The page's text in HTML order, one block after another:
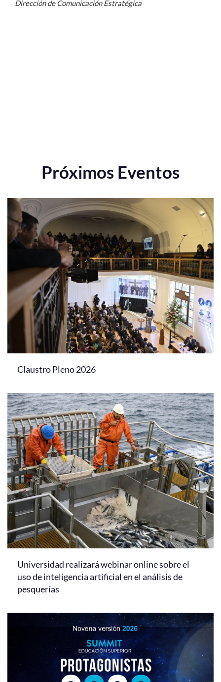
Dirección de Comunicación Estratégica
Próximos Eventos
Claustro Pleno 2026
Universidad realizará webinar online sobre el
uso de inteligencia artificial en el análisis de
pesquerías